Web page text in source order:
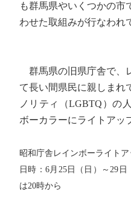
も群馬県やいくつかの市
わせた取組みが行なわれ
群馬県の旧県庁舎で、
て長い間県民に親しまれ
ノリティ（LGBTQ）の
ボーカラーにライトアッ
昭和庁舎レインボーライト
日時：6月25日（日）～29
は20時から